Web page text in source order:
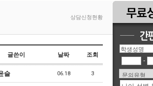
-
상담신청현황
글쓴이 날짜 조회
슬 06.18 3